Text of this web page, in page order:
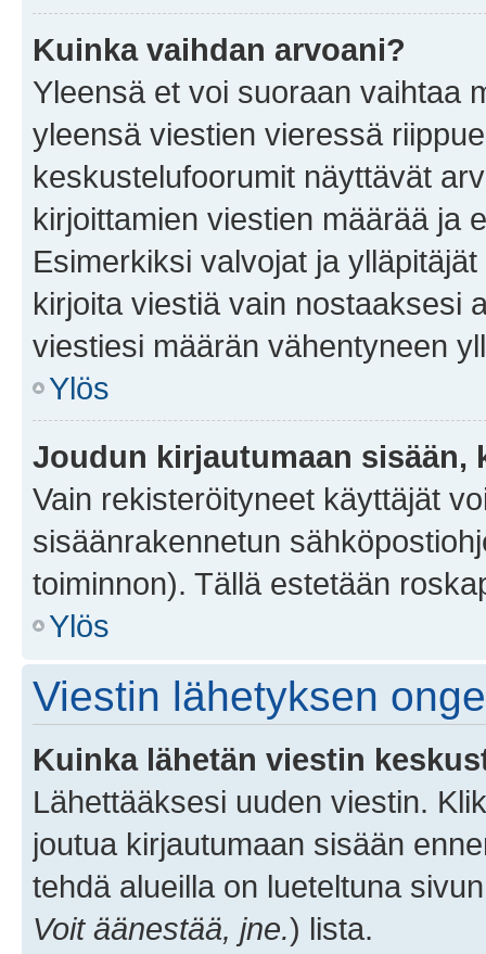
Kuinka vaihdan arvoani?
Yleensä et voi suoraan vaihtaa
yleensä viestien vieressä
keskustelufoorumit näyttävät
kirjoittamien viestien määrää ja
Esimerkiksi valvojat ja
kirjoita viestiä vain nostaaksesi
viestiesi määrän vähentyneen
Ylös
Joudun kirjautumaan sisään,
Vain rekisteröityneet käyttäjät
sisäänrakennetun
toiminnon). Tällä estetään
Ylös
Viestin lähetyksen
Kuinka lähetän viestin
Lähettääksesi uuden viestin.
joutua kirjautumaan sisään
tehdä alueilla on lueteltuna
Voit äänestää, jne.) lista.